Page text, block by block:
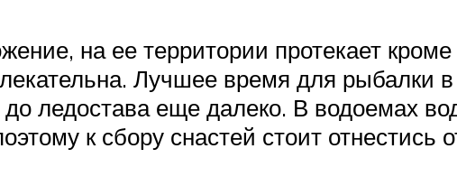
на ее территории протекает
Лучшее время для рыбалки
ледостава еще далеко. В водоемах
к сбору снастей стоит отнестись